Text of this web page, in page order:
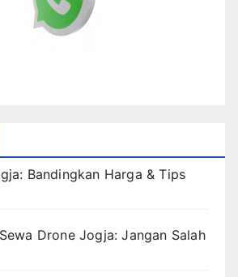
Bandingkan Harga & Tips
Drone Jogja: Jangan Salah